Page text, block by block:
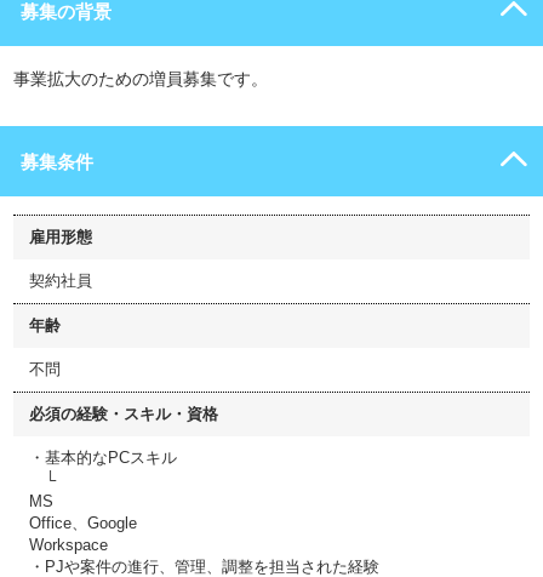
募集の背景
事業拡大のための増員募集です。
募集条件
雇用形態
契約社員
年齢
不問
必須の経験・スキル・資格
・基本的なPCスキル
└
MS
Office、Google
Workspace
・PJや案件の進行、管理、調整を担当された経験